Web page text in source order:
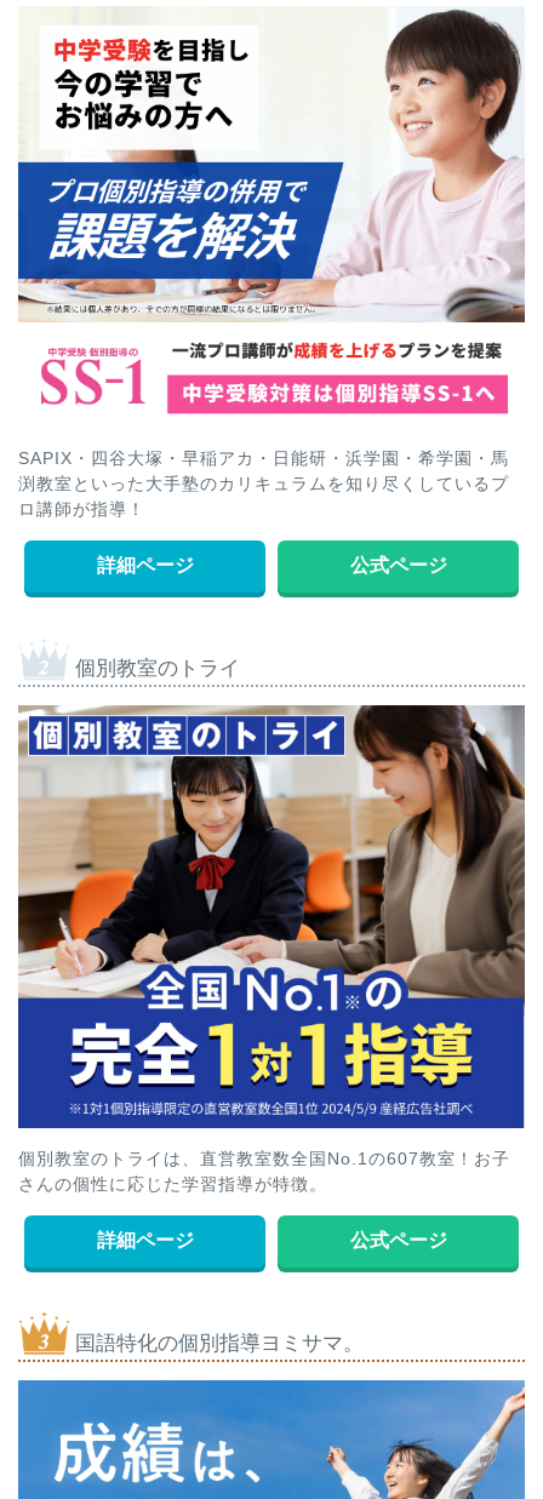
SAPIX・四谷大塚・早稲アカ・日能研・浜学園・希学園・馬
渕教室といった大手塾のカリキュラムを知り尽くしているプ
ロ講師が指導！
詳細ページ 公式ページ
個別教室のトライ
個別教室のトライは、直営教室数全国No.1の607教室！お子
さんの個性に応じた学習指導が特徴。
詳細ページ 公式ページ
国語特化の個別指導ヨミサマ。